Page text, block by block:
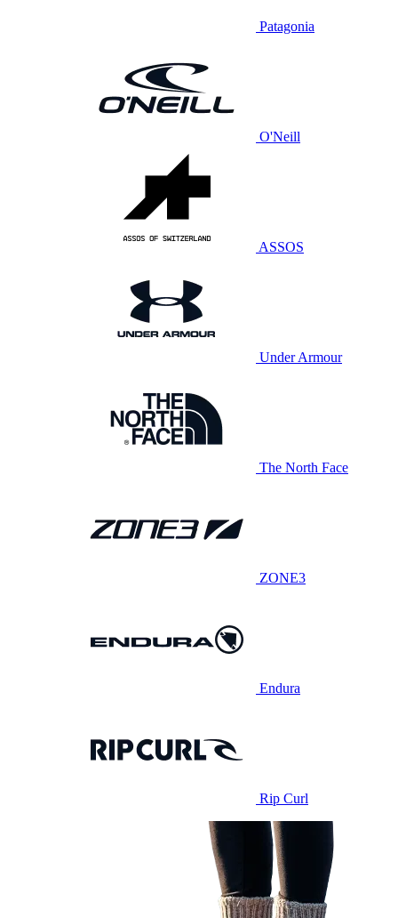
Patagonia
O'Neill
ASSOS
Under Armour
The North Face
ZONE3
Endura
Rip Curl